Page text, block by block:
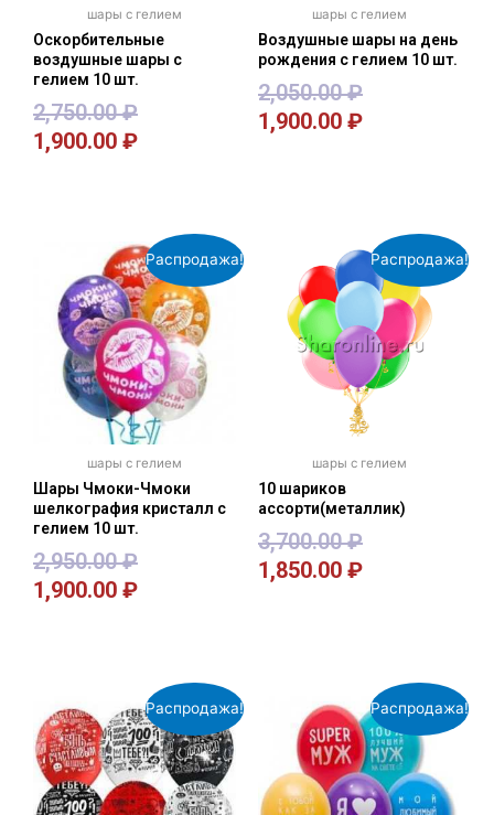
шары с гелием
Оскорбительные
воздушные шары с
гелием 10 шт.
2,750.00₽
1,900.00 ₽
шары с гелием
Воздушные шары на день
рождения с гелием 10 шт.
2,050.00₽
1,900.00 ₽
Распродажа!
шары с гелием
Шары Чмоки-Чмоки
шелкография кристалл с
гелием 10 шт.
2,950.00₽
1,900.00 ₽
Распродажа!
шары с гелием
10 шариков
ассорти(металлик)
3,700.00₽
1,850.00 ₽
Распродажа! Распродажа!